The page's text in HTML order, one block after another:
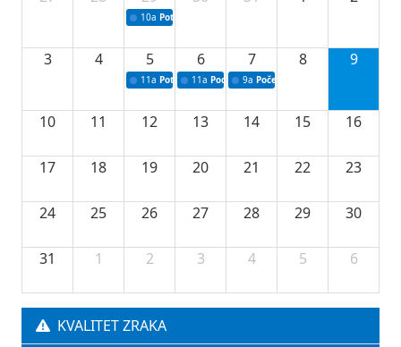
10a Potpisivanje ugovora sa neprofitnim
3 4 5
11a Potpisivanje ugovora o stipendijama za
6
11a Podrška razvoju vodne infrastrukture u
7
9a Početak izgradnje nove
8 9
10 11 12 13 14 15 16
17 18 19 20 21 22 23
24 25 26 27 28 29 30
31 1 2 3 4 5 6
KVALITET ZRAKA